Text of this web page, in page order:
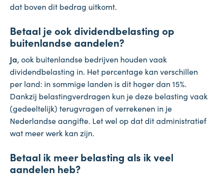
dat boven dit bedrag uitkomt.
Betaal je ook dividendbelasting op
buitenlandse aandelen?
Ja, ook buitenlandse bedrijven houden vaak
dividendbelasting in. Het percentage kan verschillen
per land: in sommige landen is dit hoger dan 15%.
Dankzij belastingverdragen kun je deze belasting vaak
(gedeeltelijk) terugvragen of verrekenen in je
Nederlandse aangifte. Let wel op dat dit administratief
wat meer werk kan zijn.
Betaal ik meer belasting als ik veel
aandelen heb?